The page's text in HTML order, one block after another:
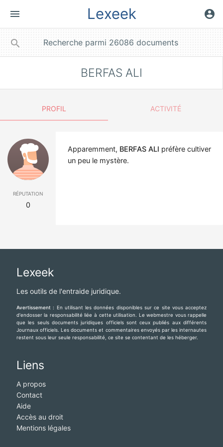
menu Lexeek account_circle
search
BERFAS ALI
PROFIL ACTIVITÉ
réputation
0
Apparemment, BERFAS ALI préfère cultiver
un peu le mystère.
Lexeek
Les outils de l'entraide juridique.
Avertissement : En utilisant les données disponibles sur ce site vous acceptez
d'endosser la responsabilité liée à cette utilisation. Le webmestre vous rappelle
que les seuls documents juridiques officiels sont ceux publiés aux différents
Journaux officiels. Les documents et commentaires envoyés par les internautes
restent sous leur seule responsabilité, ce site se contentant de les héberger.
Liens
A propos
Contact
Aide
Accès au droit
Mentions légales